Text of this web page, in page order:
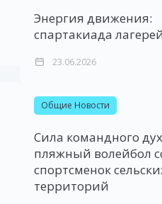
Энергия движения:
спартакиада лагерей
23.06.2026
Общие Новости
Сила командного
пляжный волейбол
спортсменок
территорий